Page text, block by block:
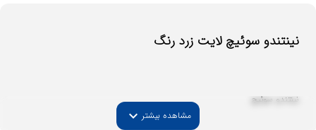
نینتندو سوئیچ لایت زرد رنگ
نینتندو سوئیچ
مشاهده بیشتر expand_more